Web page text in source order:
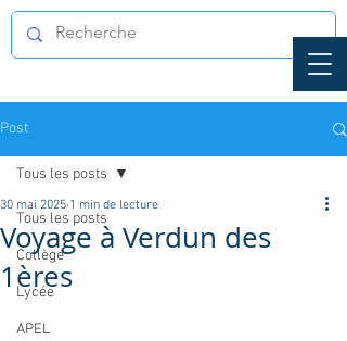
Post
Tous les posts
Collège
Lycée
APEL
Tous les posts
Voyage à Verdun des
1ères
30 mai 2025 1 min de lecture